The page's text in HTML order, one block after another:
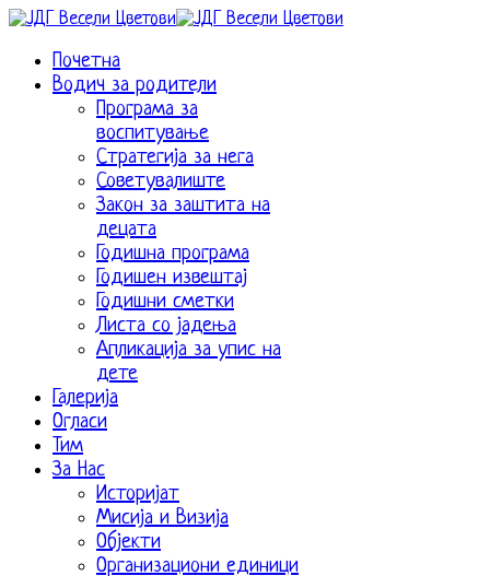
Почетна
Водич за родители
Програма за
воспитување
Стратегија за нега
Советувалиште
Закон за заштита на
децата
Годишна програма
Годишен извештај
Годишни сметки
Листа со јадења
Апликација за упис на
дете
Галерија
Огласи
Тим
За Нас
Историјат
Мисија и Визија
Објекти
Организациони единици